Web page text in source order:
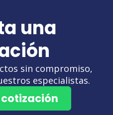
una
sin compromiso,
especialistas.